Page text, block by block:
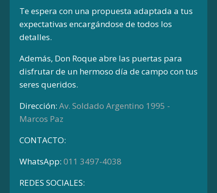
Te espera con una propuesta adaptada a tus
expectativas encargándose de todos los
detalles.
Además, Don Roque abre las puertas para
disfrutar de un hermoso día de campo con tus
seres queridos.
Dirección: Av. Soldado Argentino 1995 -
Marcos Paz
CONTACTO:
WhatsApp: 011 3497-4038
REDES SOCIALES: